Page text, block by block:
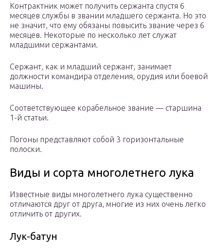
Контрактник может получить сержанта спустя 6
месяцев службы в звании младшего сержанта. Но это
не значит, что ему обязаны повысить звание через 6
месяцев. Некоторые по несколько лет служат
младшими сержантами.
Сержант, как и младший сержант, занимает
должности командира отделения, орудия или боевой
машины.
Соответствующее корабельное звание — старшина
1-й статьи.
Погоны представляют собой 3 горизонтальные
полоски.
Виды и сорта многолетнего лука
Известные виды многолетнего лука существенно
отличаются друг от друга, многие из них очень легко
отличить от других.
Лук-батун